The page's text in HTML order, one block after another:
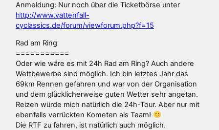
Anmeldung: Nur noch über die Ticketbörse unter
http://www.vattenfall-
cyclassics.de/forum/viewforum.php?f=15
Rad am Ring
===========
Oder wie wäre es mit 24h Rad am Ring? Auch andere
Wettbewerbe sind möglich. Ich bin letztes Jahr das
69km Rennen gefahren und war von der Organisation
und dem glücklicherweise guten Wetter sehr angetan.
Reizen würde mich natürlich die 24h-Tour. Aber nur mit
ebenfalls verrückten Kometen als Team!
Die RTF zu fahren, ist natürlich auch möglich.